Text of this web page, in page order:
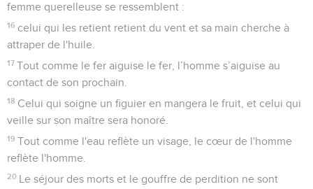
femme querelleuse se ressemblent :
16 celui qui les retient retient du vent et sa main cherche à
attraper de l'huile.
17 Tout comme le fer aiguise le fer, l’homme s’aiguise au
contact de son prochain.
18 Celui qui soigne un figuier en mangera le fruit, et celui qui
veille sur son maître sera honoré.
19 Tout comme l'eau reflète un visage, le cœur de l'homme
reflète l'homme.
20 Le séjour des morts et le gouffre de perdition ne sont